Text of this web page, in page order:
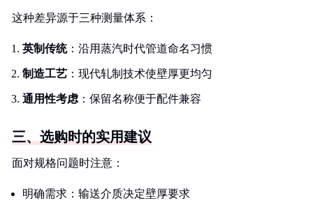
这种差异源于三种测量体系：
英制传统：沿用蒸汽时代管道命名习惯
制造工艺 ：现代轧制技术使壁厚更均匀
通用性考虑 ：保留名称便于配件兼容
三、选购时的实用建议
面对规格问题时注意：
明确需求：输送介质决定壁厚要求